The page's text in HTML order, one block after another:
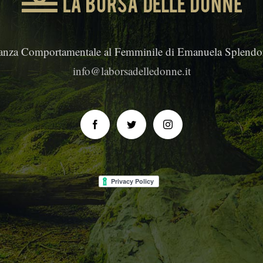
Comportamentale al Femminile di Emanuela
info@laborsadelledonne.it